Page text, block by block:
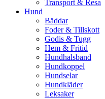
Transport & Resa
Hund
Bäddar
Foder & Tillskott
Godis & Tugg
Hem & Fritid
Hundhalsband
Hundkoppel
Hundselar
Hundkläder
Leksaker